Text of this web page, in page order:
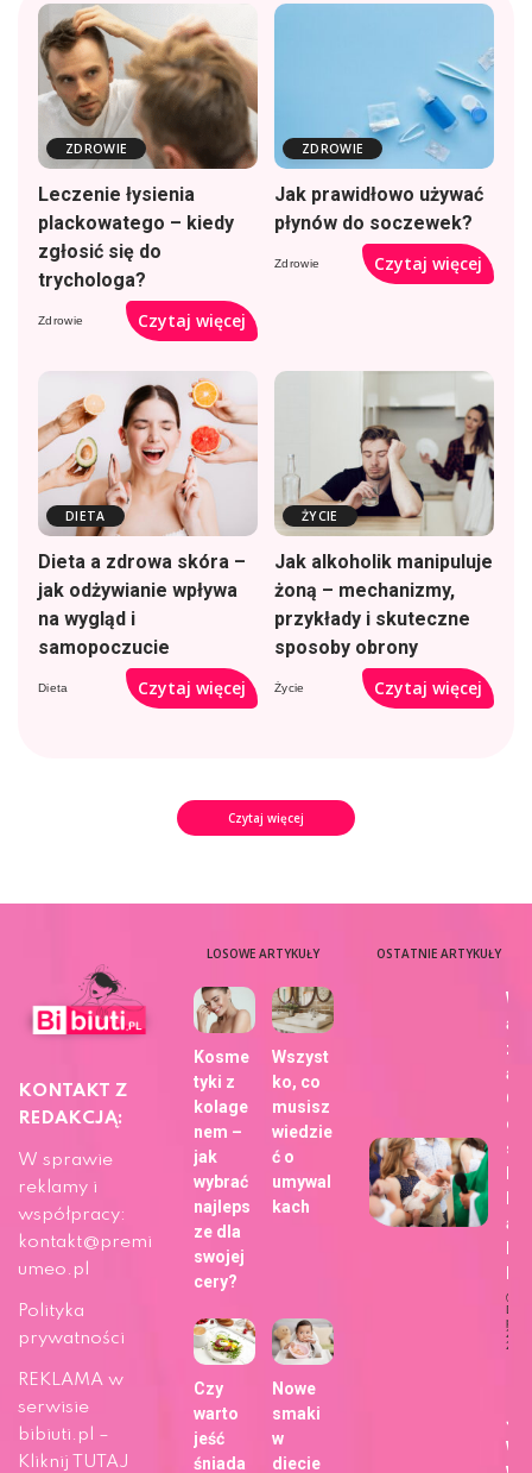
ZDROWIE
Leczenie łysienia
plackowatego – kiedy
zgłosić się do
trychologa?
Zdrowie Czytaj więcej
ZDROWIE
Jak prawidłowo używać
płynów do soczewek?
Zdrowie Czytaj więcej
DIETA
Dieta a zdrowa skóra –
jak odżywianie wpływa
na wygląd i
samopoczucie
Dieta Czytaj więcej
ŻYCIE
Jak alkoholik manipuluje
żoną – mechanizmy,
przykłady i skuteczne
sposoby obrony
Życie Czytaj więcej
Czytaj więcej
KONTAKT Z
REDAKCJĄ:
W sprawie
reklamy i
współpracy:
kontakt@premi
umeo.pl
Polityka
prywatności
REKLAMA w
serwisie
bibiuti.pl –
Kliknij TUTAJ
LOSOWE ARTYKUŁY
Kosme
tyki z
kolage
nem –
jak
wybrać
najleps
ze dla
swojej
cery?
Wszyst
ko, co
musisz
wiedzie
ć o
umywal
kach
Czy
warto
jeść
śniada
Nowe
smaki
w
diecie
OSTATNIE ARTYKUŁY
aj
a
dla
29